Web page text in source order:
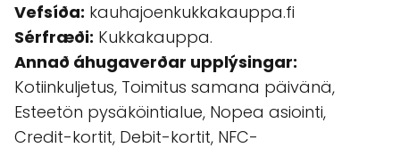
Vefsíða: kauhajoenkukkakauppa.fi
Sérfræði: Kukkakauppa.
Annað áhugaverðar upplýsingar:
Kotiinkuljetus, Toimitus samana päivänä,
Esteetön pysäköintialue, Nopea asiointi,
Credit-kortit, Debit-kortit, NFC-